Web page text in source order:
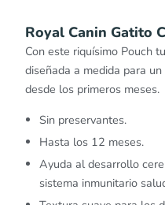
Royal Canin Gatito
Con este riquísimo Pouch
diseñada a medida para
desde los primeros meses.
Sin preservantes.
Hasta los 12 meses.
Ayuda al desarrollo
sistema inmunitario